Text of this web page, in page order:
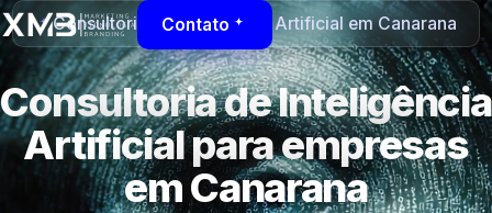
Contato
Consultoria de Inteligência Artificial em Canarana
Consultoria de Inteligência
Artificial para empresas
em Canarana